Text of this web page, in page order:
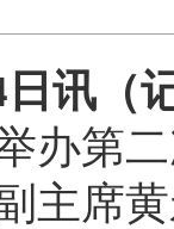
讯（
办第
主席